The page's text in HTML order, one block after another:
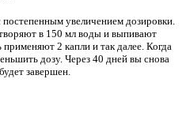
постепенным увеличением дозировки.
в 150 мл воды и выпивают
2 капли и так далее. Когда
дозу. Через 40 дней вы снова
завершен.